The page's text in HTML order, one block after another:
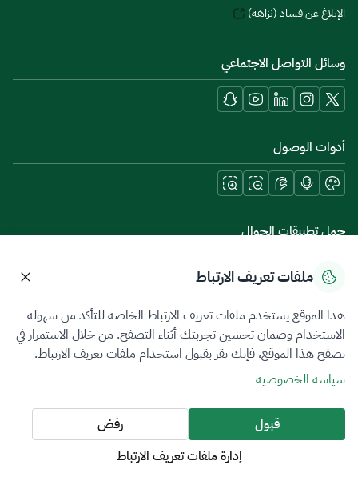
الإبلاغ عن فساد (نزاهة)
وسائل التواصل الاجتماعي
أدوات الوصول
حمل تطبيقات الجوال
سياسة الخصوصيةشروط الاستخدامخريطة الموقع
جميع الحقوق محفوظة 2026 © ZATCA.GOV.SA
تم تطويره وصيانته بواسطة هيئة الزكاة والضريبة والجمارك
آخر تحديث للموقع في
ملفات تعريف الارتباط
هذا الموقع يستخدم ملفات تعريف الارتباط الخاصة للتأكد من سهولة
الاستخدام وضمان تحسين تجربتك أثناء التصفح. من خلال الاستمرار في
تصفح هذا الموقع، فإنك تقر بقبول استخدام ملفات تعريف الارتباط.
سياسة الخصوصية
قبول
رفض
إدارة ملفات تعريف الارتباط